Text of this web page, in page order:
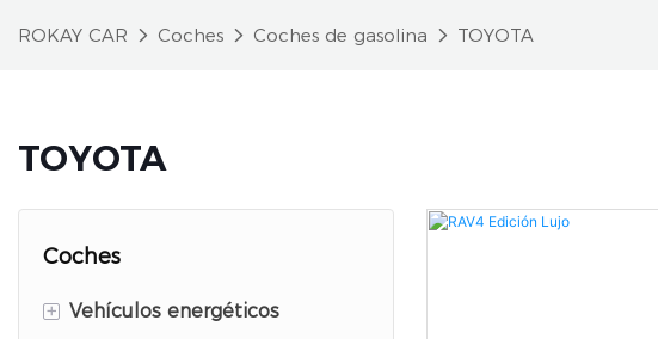
ROKAY CAR Coches Coches de gasolina TOYOTA
TOYOTA
Coches
+ Vehículos energéticos